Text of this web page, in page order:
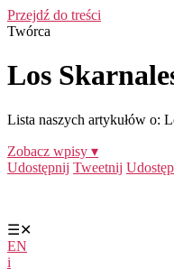
Przejdź do treści
Twórca
Los
Lista naszych artykułów o:
Zobacz wpisy ▾
Udostępnij Tweetnij
☰✕
EN
i